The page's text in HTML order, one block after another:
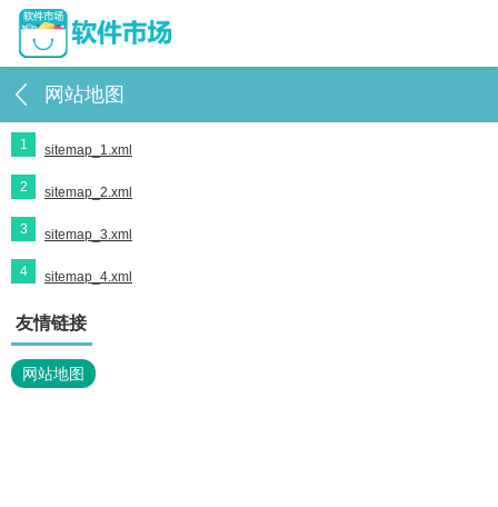
网站地图
1 sitemap_1.xml
2 sitemap_2.xml
3 sitemap_3.xml
4 sitemap_4.xml
友情链接
网站地图